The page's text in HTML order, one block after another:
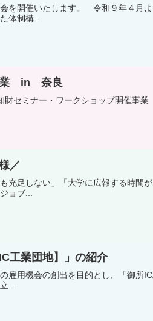
を開催いたします。 令和９年４月
体制構...
業 in 奈良
セミナー・ワークショップ開催事業
／
充足しない」「大学に広報する時間
ョブ...
工業団地】」の紹介
雇用機会の創出を目的とし、「御所
...